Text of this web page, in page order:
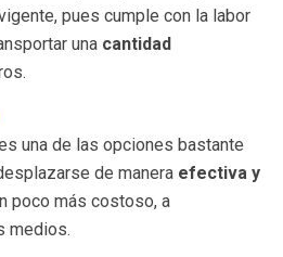
pues cumple con la labor
una cantidad
una de las opciones bastante
de manera efectiva y
poco más costoso, a
medios.